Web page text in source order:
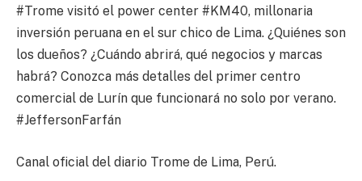
#Trome visitó el power center #KM40, millonaria
inversión peruana en el sur chico de Lima. ¿Quiénes son
los dueños? ¿Cuándo abrirá, qué negocios y marcas
habrá? Conozca más detalles del primer centro
comercial de Lurín que funcionará no solo por verano.
#JeffersonFarfán
Canal oficial del diario Trome de Lima, Perú.